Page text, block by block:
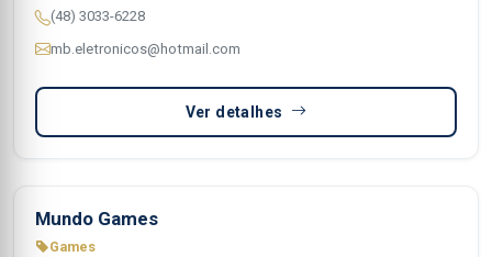
(48) 3033-6228
mb.eletronicos@hotmail.com
Ver detalhes
Mundo Games
Games